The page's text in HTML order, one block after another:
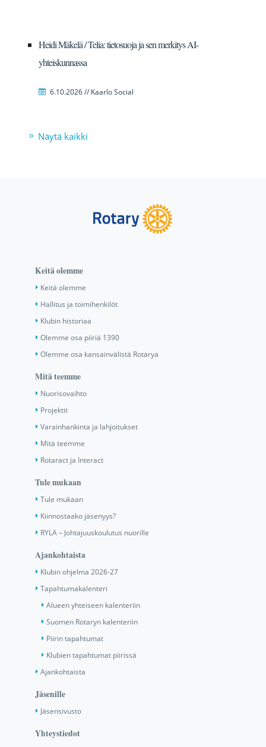
Heidi Mäkelä / Telia: tietosuoja ja sen merkitys AI-
yhteiskunnassa
6.10.2026 // Kaarlo Social
Näytä kaikki
Keitä olemme
Keitä olemme
Hallitus ja toimihenkilöt
Klubin historiaa
Olemme osa piiriä 1390
Olemme osa kansainvälistä Rotarya
Mitä teemme
Nuorisovaihto
Projektit
Varainhankinta ja lahjoitukset
Mitä teemme
Rotaract ja Interact
Tule mukaan
Tule mukaan
Kiinnostaako jäsenyys?
RYLA – Johtajuuskoulutus nuorille
Ajankohtaista
Klubin ohjelma 2026-27
Tapahtumakalenteri
Alueen yhteiseen kalenteriin
Suomen Rotaryn kalenteriin
Piirin tapahtumat
Klubien tapahtumat piirissä
Ajankohtaista
Jäsenille
Jäsensivusto
Yhteystiedot